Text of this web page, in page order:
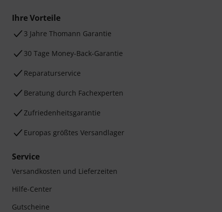
Ihre Vorteile
3 Jahre Thomann Garantie
30 Tage Money-Back-Garantie
Reparaturservice
Beratung durch Fachexperten
Zufriedenheitsgarantie
Europas größtes Versandlager
Service
Versandkosten und Lieferzeiten
Hilfe-Center
Gutscheine